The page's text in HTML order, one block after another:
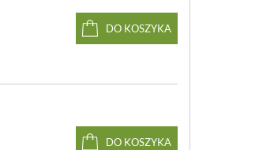
DO KOSZYKA
DO KOSZYKA